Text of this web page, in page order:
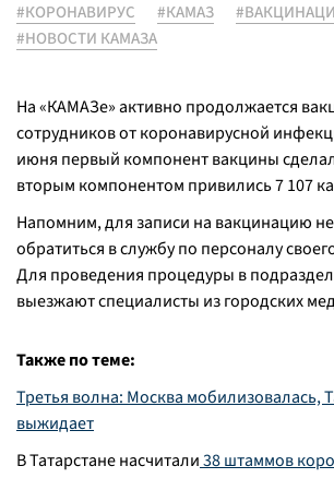
#КОРОНАВИРУС #КАМАЗ
#НОВОСТИ КАМАЗА
На «КАМАЗе» активно продолжается
сотрудников от коронавирусной
июня первый компонент вакцины
вторым компонентом привились 7 107
Напомним, для записи на вакцинацию
обратиться в службу по персоналу
Для проведения процедуры в
выезжают специалисты из городских
Также по теме:
Третья волна: Москва мобилизовалась,
выжидает
В Татарстане насчитали38 штаммов